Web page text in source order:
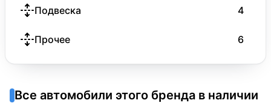
Подвеска 4
Прочее 6
Все автомобили этого бренда в наличии